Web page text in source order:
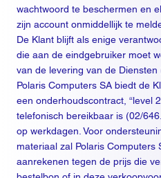
wachtwoord te beschermen en
zijn account onmiddellijk te
De Klant blijft als enige
die aan de eindgebruiker moet
van de levering van de Diensten
Polaris Computers SA biedt de
een onderhoudscontract, “level
telefonisch bereikbaar is (02/
op werkdagen. Voor
materiaal zal Polaris Computers
aanrekenen tegen de prijs die